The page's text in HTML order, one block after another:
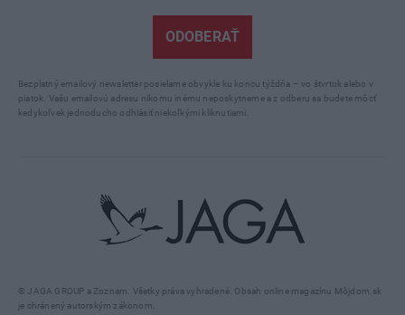
© JAGA GROUP a Zoznam. Všetky práva vyhradené. Obsah online magazínu Môjdom.sk
je chránený autorským zákonom.
ODOBERAŤ
Bezplatný emailový newsletter posielame obvykle ku koncu týždňa – vo štvrtok alebo v
piatok. Vašu emailovú adresu nikomu inému neposkytneme a z odberu sa budete môcť
kedykoľvek jednoducho odhlásiť niekoľkými kliknutiami.